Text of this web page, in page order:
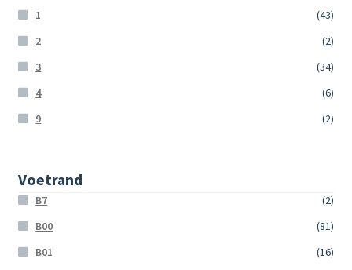
1
(43)
2
(2)
3
(34)
4
(6)
9
(2)
Voetrand
B7
(2)
B00
(81)
B01
(16)